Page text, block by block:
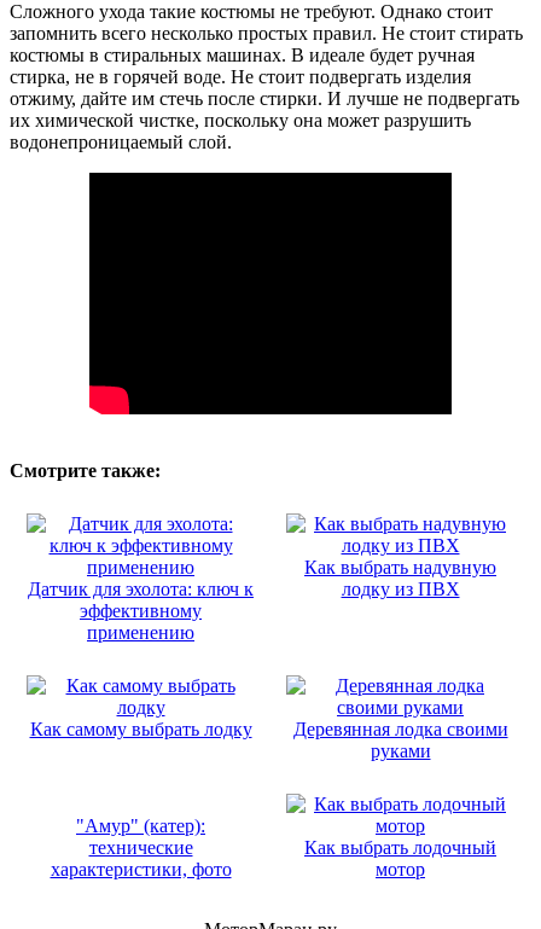
Сложного ухода такие костюмы не требуют. Однако стоит
запомнить всего несколько простых правил. Не стоит стирать
костюмы в стиральных машинах. В идеале будет ручная
стирка, не в горячей воде. Не стоит подвергать изделия
отжиму, дайте им стечь после стирки. И лучше не подвергать
их химической чистке, поскольку она может разрушить
водонепроницаемый слой.
Смотрите также:
Датчик для эхолота: ключ к
эффективному
применению
Как выбрать надувную
лодку из ПВХ
Как самому выбрать лодку
Деревянная лодка своими
руками
"Амур" (катер):
технические
характеристики, фото
Как выбрать лодочный
мотор